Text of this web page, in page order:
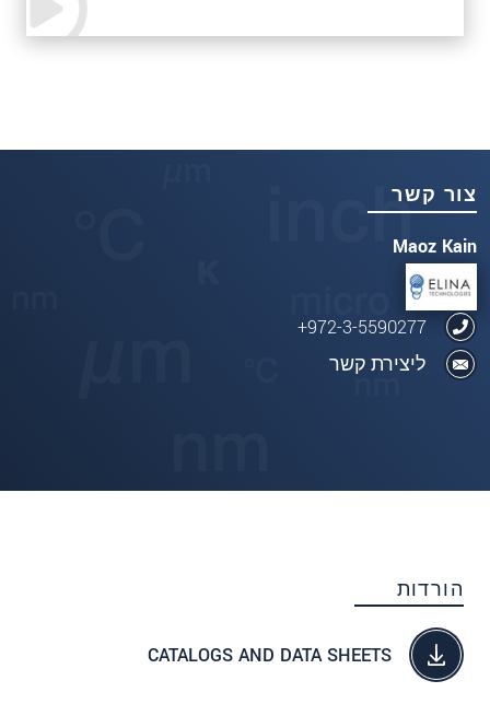
צור קשר
Maoz Kain
972-3-5590277+
ליצירת קשר
הורדות
CATALOGS AND DATA SHEETS